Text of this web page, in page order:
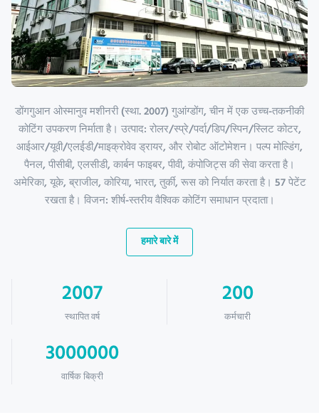
डोंगगुआन ओस्मानुव मशीनरी (स्था. 2007) गुआंग्डोंग, चीन में एक उच्च-तकनीकी
कोटिंग उपकरण निर्माता है। उत्पाद: रोलर/स्प्रे/पर्दा/डिप/स्पिन/स्लिट कोटर,
आईआर/यूवी/एलईडी/माइक्रोवेव ड्रायर, और रोबोट ऑटोमेशन। पल्प मोल्डिंग,
पैनल, पीसीबी, एलसीडी, कार्बन फाइबर, पीवी, कंपोजिट्स की सेवा करता है।
अमेरिका, यूके, ब्राजील, कोरिया, भारत, तुर्की, रूस को निर्यात करता है। 57 पेटेंट
रखता है। विजन: शीर्ष-स्तरीय वैश्विक कोटिंग समाधान प्रदाता।
हमारे बारे में
2007
स्थापित वर्ष
200
कर्मचारी
3000000
वार्षिक बिक्री